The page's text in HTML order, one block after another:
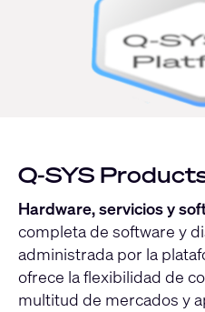
Q-SYS
Hardware, servicios y
completa de software y
administrada por la
ofrece la flexibilidad de
multitud de mercados y